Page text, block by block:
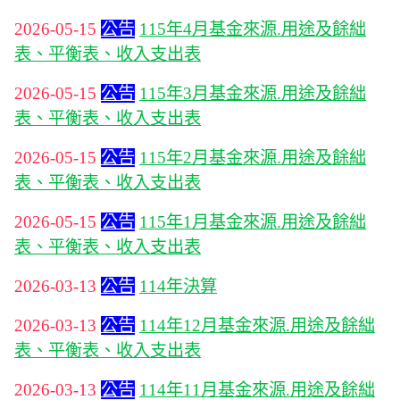
2026-05-15 公告 115年4月基金來源.用途及餘絀
表、平衡表、收入支出表
2026-05-15 公告 115年3月基金來源.用途及餘絀
表、平衡表、收入支出表
2026-05-15 公告 115年2月基金來源.用途及餘絀
表、平衡表、收入支出表
2026-05-15 公告 115年1月基金來源.用途及餘絀
表、平衡表、收入支出表
2026-03-13 公告 114年決算
2026-03-13 公告 114年12月基金來源.用途及餘絀
表、平衡表、收入支出表
2026-03-13 公告 114年11月基金來源.用途及餘絀